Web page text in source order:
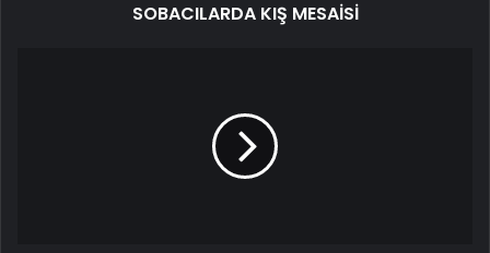
SOBACILARDA KIŞ MESAİSİ